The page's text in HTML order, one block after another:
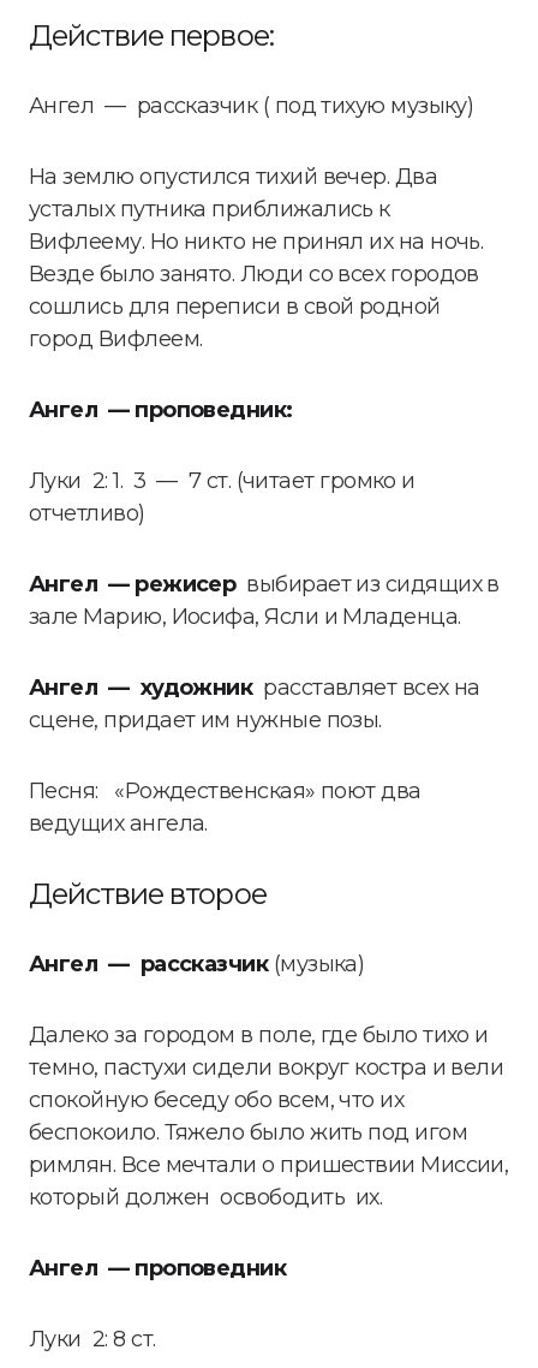
Действие первое:
Ангел — рассказчик ( под тихую музыку)
На землю опустился тихий вечер. Два
усталых путника приближались к
Вифлеему. Но никто не принял их на ночь.
Везде было занято. Люди со всех городов
сошлись для переписи в свой родной
город Вифлеем.
Ангел — проповедник:
Луки 2: 1. 3 — 7 ст. (читает громко и
отчетливо)
Ангел — режисервыбирает из сидящих в
зале Марию, Иосифа, Ясли и Младенца.
Ангел — художникрасставляет всех на
сцене, придает им нужные позы.
Песня: «Рождественская» поют два
ведущих ангела.
Действие второе
Ангел — рассказчик(музыка)
Далеко за городом в поле, где было тихо и
темно, пастухи сидели вокруг костра и вели
спокойную беседу обо всем, что их
беспокоило. Тяжело было жить под игом
римлян. Все мечтали о пришествии Миссии,
который должен освободить их.
Ангел — проповедник
Луки 2: 8 ст.